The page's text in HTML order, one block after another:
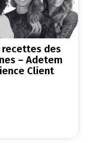
recettes des
– Adetem
Client